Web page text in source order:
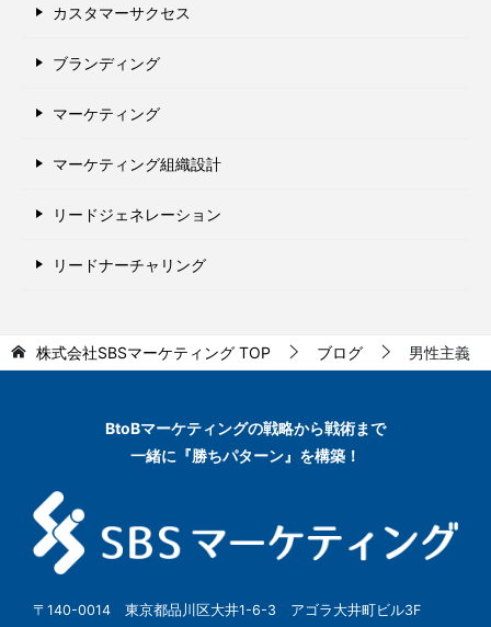
カスタマーサクセス
ブランディング
マーケティング
マーケティング組織設計
リードジェネレーション
リードナーチャリング
株式会社SBSマーケティング TOP ブログ 男性主義
BtoBマーケティングの戦略から戦術まで
一緒に『勝ちパターン』を構築！
〒140-0014 東京都品川区大井1-6-3 アゴラ大井町ビル3F